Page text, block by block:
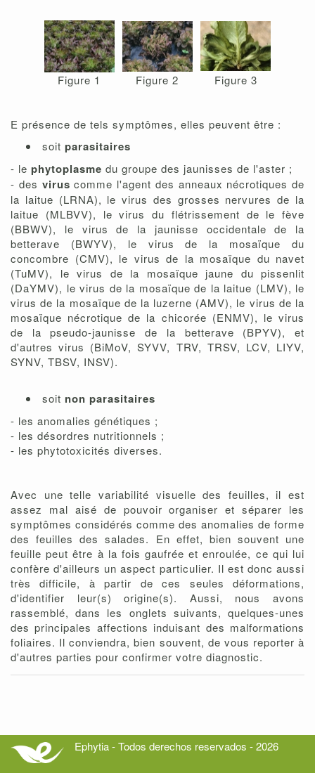
Figure 1 Figure 2 Figure 3
E présence de tels symptômes, elles peuvent être :
soit parasitaires
- le phytoplasme du groupe des jaunisses de l'aster ;
- des virus comme l'agent des anneaux nécrotiques de
la laitue (LRNA), le virus des grosses nervures de la
laitue (MLBVV), le virus du flétrissement de le fève
(BBWV), le virus de la jaunisse occidentale de la
betterave (BWYV), le virus de la mosaïque du
concombre (CMV), le virus de la mosaïque du navet
(TuMV), le virus de la mosaïque jaune du pissenlit
(DaYMV), le virus de la mosaïque de la laitue (LMV), le
virus de la mosaïque de la luzerne (AMV), le virus de la
mosaïque nécrotique de la chicorée (ENMV), le virus
de la pseudo-jaunisse de la betterave (BPYV), et
d'autres virus (BiMoV, SYVV, TRV, TRSV, LCV, LIYV,
SYNV, TBSV, INSV).
soit non parasitaires
- les anomalies génétiques ;
- les désordres nutritionnels ;
- les phytotoxicités diverses.
Avec une telle variabilité visuelle des feuilles, il est
assez mal aisé de pouvoir organiser et séparer les
symptômes considérés comme des anomalies de forme
des feuilles des salades. En effet, bien souvent une
feuille peut être à la fois gaufrée et enroulée, ce qui lui
confère d'ailleurs un aspect particulier. Il est donc aussi
très difficile, à partir de ces seules déformations,
d'identifier leur(s) origine(s). Aussi, nous avons
rassemblé, dans les onglets suivants, quelques-unes
des principales affections induisant des malformations
foliaires. Il conviendra, bien souvent, de vous reporter à
d'autres parties pour confirmer votre diagnostic.
Ephytia - Todos derechos reservados - 2026